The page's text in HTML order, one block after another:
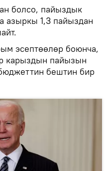
болсо, пайыздык
азыркы 1,3 пайыздан
эсептөөлөр боюнча,
карыздын пайызын
бештин бир